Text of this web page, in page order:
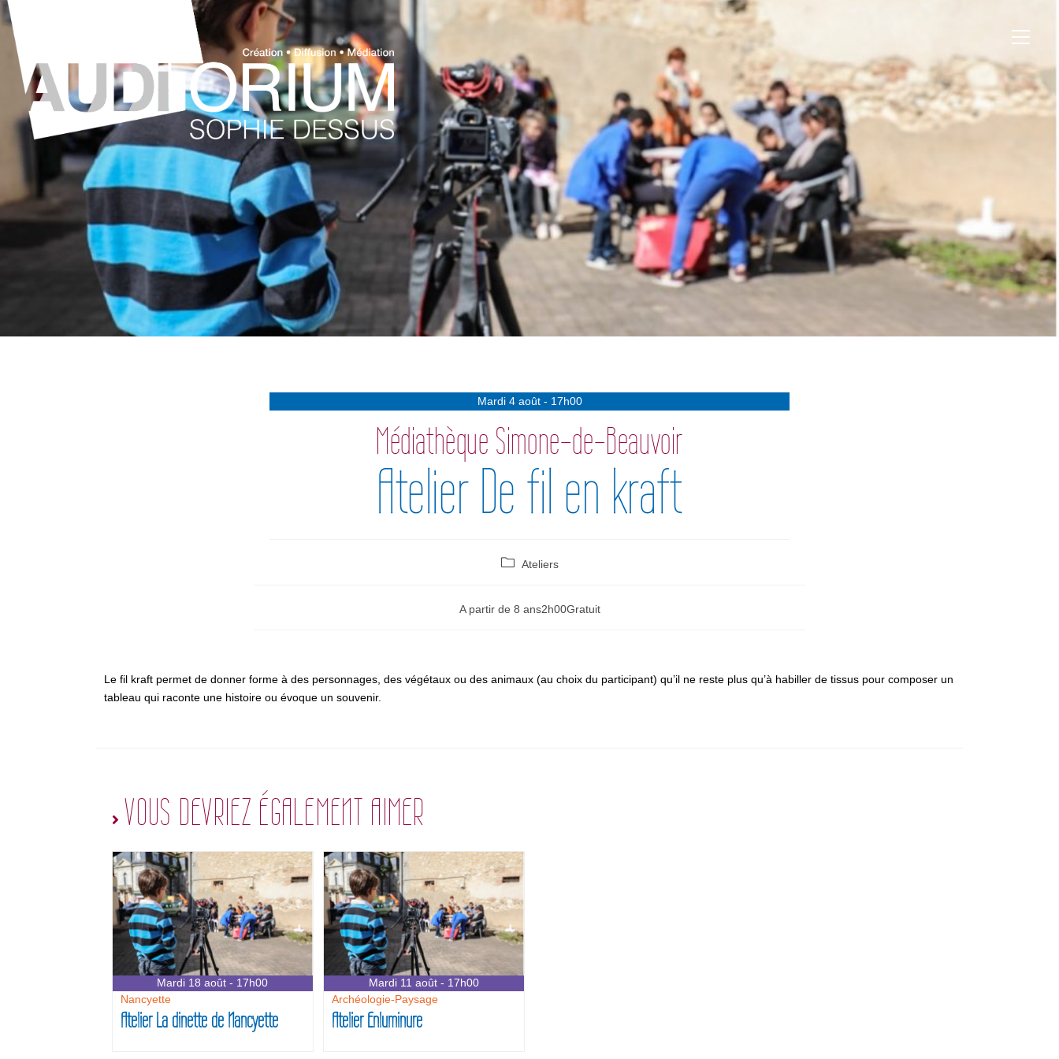
Mardi 4 août - 17h00
Médiathèque Simone-de-Beauvoir
Atelier De fil en kraft
Ateliers
A partir de 8 ans2h00Gratuit
Le fil kraft permet de donner forme à des personnages, des végétaux ou des animaux (au choix du participant) qu’il ne reste plus qu’à habiller de tissus pour composer un
tableau qui raconte une histoire ou évoque un souvenir.
VOUS DEVRIEZ ÉGALEMENT AIMER
Mardi 18 août - 17h00
Nancyette
Atelier La dinette de Nancyette
Mardi 11 août - 17h00
Archéologie-Paysage
Atelier Enluminure